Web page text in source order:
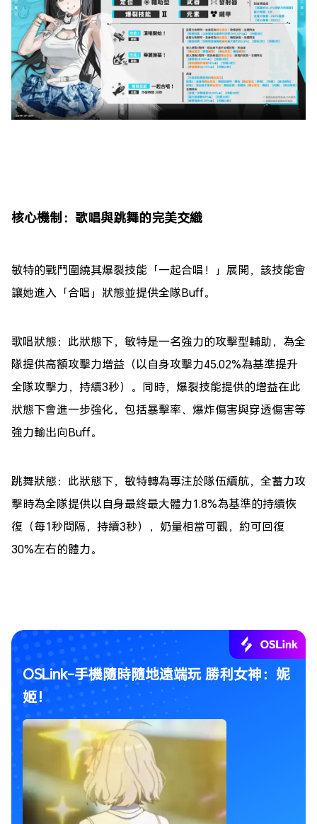
核心機制：歌唱與跳舞的完美交織
敏特的戰鬥圍繞其爆裂技能「一起合唱！」展開，該技能會
讓她進入「合唱」狀態並提供全隊Buff。
歌唱狀態：此狀態下，敏特是一名強力的攻擊型輔助，為全
隊提供高額攻擊力增益（以自身攻擊力45.02%為基準提升
全隊攻擊力，持續3秒）。同時，爆裂技能提供的增益在此
狀態下會進一步強化，包括暴擊率、爆炸傷害與穿透傷害等
強力輸出向Buff。
跳舞狀態：此狀態下，敏特轉為專注於隊伍續航，全蓄力攻
擊時為全隊提供以自身最終最大體力1.8%為基準的持續恢
復（每1秒間隔，持續3秒），奶量相當可觀，約可回復
30%左右的體力。
OSLink-手機隨時隨地遠端玩 勝利女神：妮
姬！